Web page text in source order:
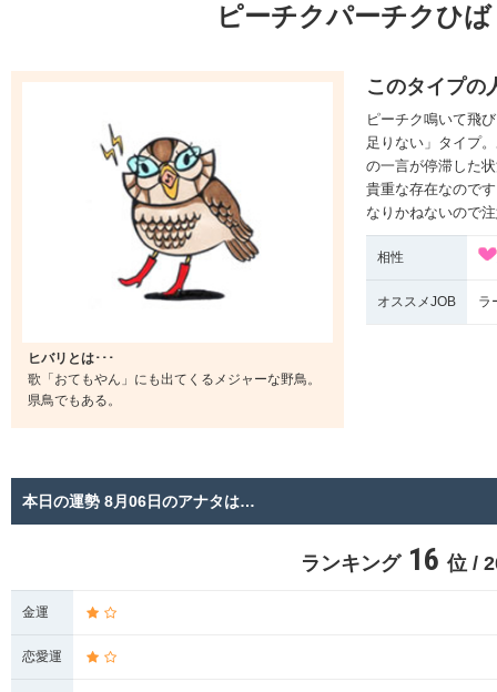
ピーチクパーチクひ
ヒバリとは･･･
歌「おてもやん」にも出てくるメジャーな野鳥。
県鳥でもある。
このタイプの
ピーチク鳴いて飛
足りない」タイプ
の一言が停滞した
貴重な存在なので
なりかねないので
相性
オススメJOB ラ
本日の運勢 8月06日のアナタは…
ランキング 16 位 /
金運
恋愛運